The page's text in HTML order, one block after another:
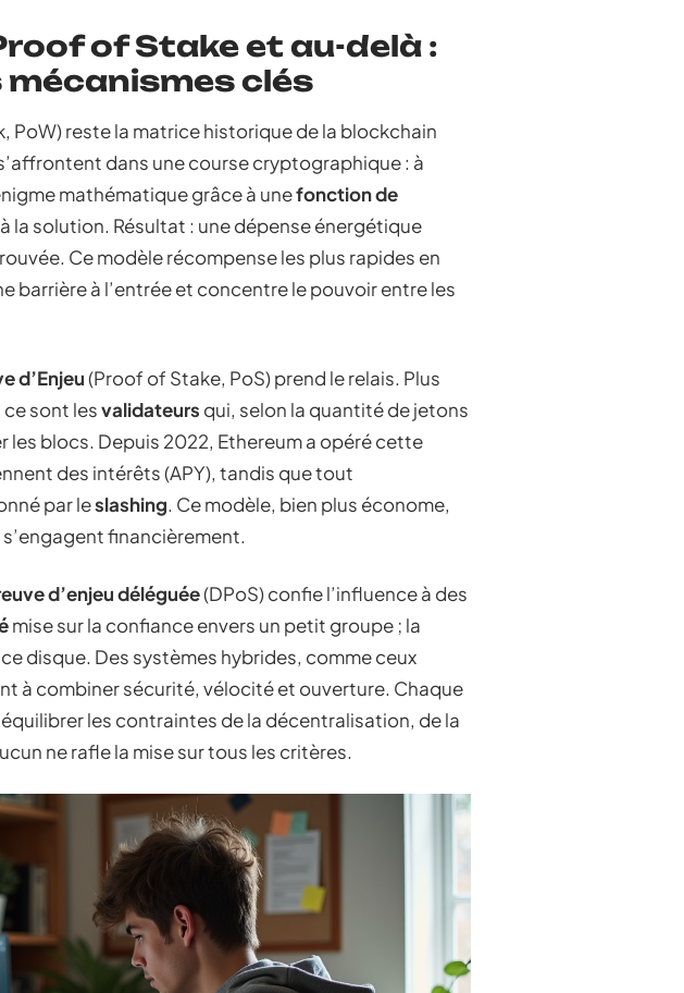
of Stake et au-delà :
clés
PoW) reste la matrice historique de la blockchain
dans une course cryptographique : à
mathématique grâce à unefonction de
la solution. Résultat : une dépense énergétique
Ce modèle récompense les plus rapides en
barrière à l’entrée et concentre le pouvoir entre les
d’Enjeu(Proof of Stake, PoS) prend le relais. Plus
sont lesvalidateurs qui, selon la quantité de jetons
les blocs. Depuis 2022, Ethereum a opéré cette
des intérêts (APY), tandis que tout
par leslashing. Ce modèle, bien plus économe,
financièrement.
d’enjeu déléguée(DPoS) confie l’influence à des
mise sur la confiance envers un petit groupe ; la
disque. Des systèmes hybrides, comme ceux
à combiner sécurité, vélocité et ouverture. Chaque
les contraintes de la décentralisation, de la
ne rafle la mise sur tous les critères.